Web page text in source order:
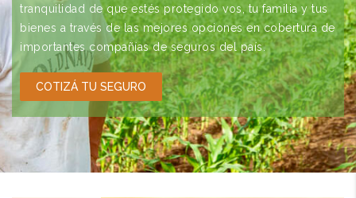
tranquilidad de que estés protegido vos, tu familia y tus
bienes a través de las mejores opciones en cobertura de
importantes compañías de seguros del país.
COTIZÁ TU SEGURO